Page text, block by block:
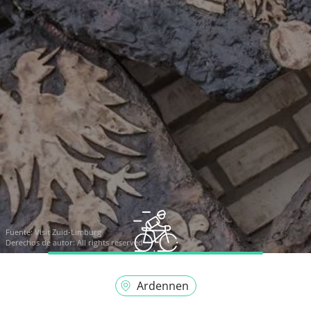
Fuente:Visit Zuid-Limburg
Derechos de autor: All rights reserved
Ardennen